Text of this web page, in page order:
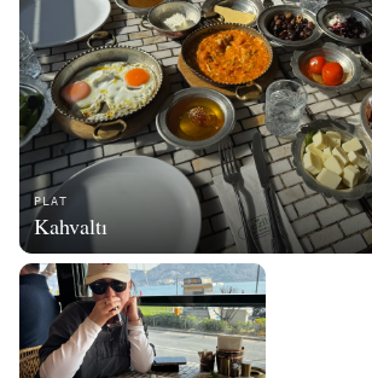
PLAT
Kahvaltı